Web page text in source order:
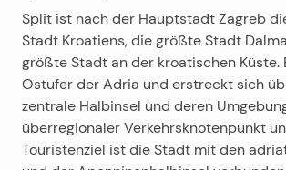
Split ist nach der Hauptstadt Zagreb
Stadt Kroatiens, die größte Stadt
größte Stadt an der kroatischen Küste.
Ostufer der Adria und erstreckt sich
zentrale Halbinsel und deren
überregionaler Verkehrsknotenpunkt
Touristenziel ist die Stadt mit den